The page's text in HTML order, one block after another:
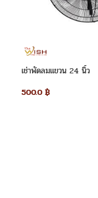
เช่าพัดลมแขวน 24 นิ้ว
500.0฿